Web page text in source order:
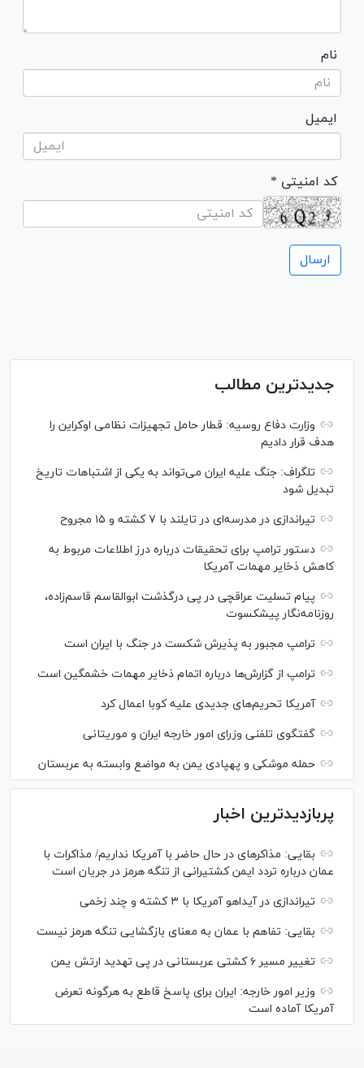
نام
ایمیل
* کد امنیتی
جدیدترین مطالب
وزارت دفاع روسیه: قطار حامل تجهیزات نظامی اوکراین را
هدف قرار دادیم
تلگراف: جنگ علیه ایران می‌تواند به یکی از اشتباهات تاریخ
تبدیل شود
تیراندازی در مدرسه‌ای در تایلند با ۷ کشته و ۱۵ مجروح
دستور ترامپ برای تحقیقات درباره درز اطلاعات مربوط به
کاهش ذخایر مهمات آمریکا
پیام تسلیت عراقچی در پی درگذشت ابوالقاسم قاسم‌زاده،
روزنامه‌نگار پیشکسوت
ترامپ مجبور به پذیرش شکست در جنگ با ایران است
ترامپ از گزارش‌ها درباره اتمام ذخایر مهمات خشمگین است
آمریکا تحریم‌های جدیدی علیه کوبا اعمال کرد
گفتگوی تلفنی وزرای امور خارجه ایران و موریتانی
حمله موشکی و پهپادی یمن به مواضع وابسته به عربستان
پربازدیدترین اخبار
بقایی: مذاکره‎ای در حال حاضر با آمریکا نداریم/ مذاکرات با
عمان درباره تردد ایمن کشتیرانی از تنگه هرمز در جریان است
تیراندازی در آیداهو آمریکا با ۳ کشته و چند زخمی
بقایی: تفاهم با عمان به معنای بازگشایی تنگه هرمز نیست
تغییر مسیر ۶ کشتی عربستانی در پی تهدید ارتش یمن
وزیر امور خارجه: ایران برای پاسخ قاطع به هرگونه تعرض
آمریکا آماده است